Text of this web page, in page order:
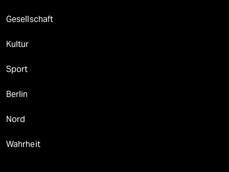
Gesellschaft
Kultur
Sport
Berlin
Nord
Wahrheit